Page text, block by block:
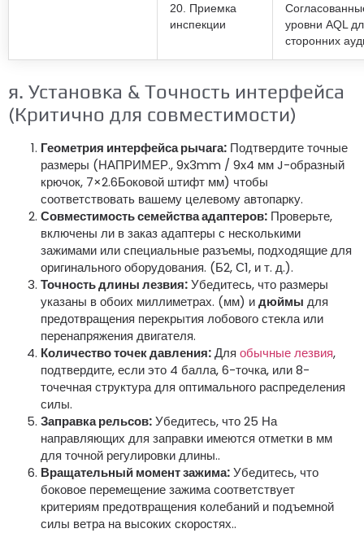
20. Приемка
инспекции
уровни AQL
сторонних
я. Установка & Точность интерфейса
(Критично для совместимости)
Геометрия интерфейса рычага: Подтвердите точные
размеры (НАПРИМЕР., 9x3mm / 9x4 мм J-образный
крючок, 7×2.6Боковой штифт мм) чтобы
соответствовать вашему целевому автопарку.
Совместимость семейства адаптеров: Проверьте,
включены ли в заказ адаптеры с несколькими
зажимами или специальные разъемы, подходящие для
оригинального оборудования. (Б2, С1, и т. д.).
Точность длины лезвия:Убедитесь, что размеры
указаны в обоих миллиметрах. (мм) идюймы для
предотвращения перекрытия лобового стекла или
перенапряжения двигателя.
Количество точек давления:Для обычные лезвия,
подтвердите, если это 4 балла, 6-точка, или 8-
точечная структура для оптимального распределения
силы.
Заправка рельсов:Убедитесь, что 25 На
направляющих для заправки имеются отметки в мм
для точной регулировки длины..
Вращательный момент зажима:Убедитесь, что
боковое перемещение зажима соответствует
критериям предотвращения колебаний и подъемной
силы ветра на высоких скоростях..